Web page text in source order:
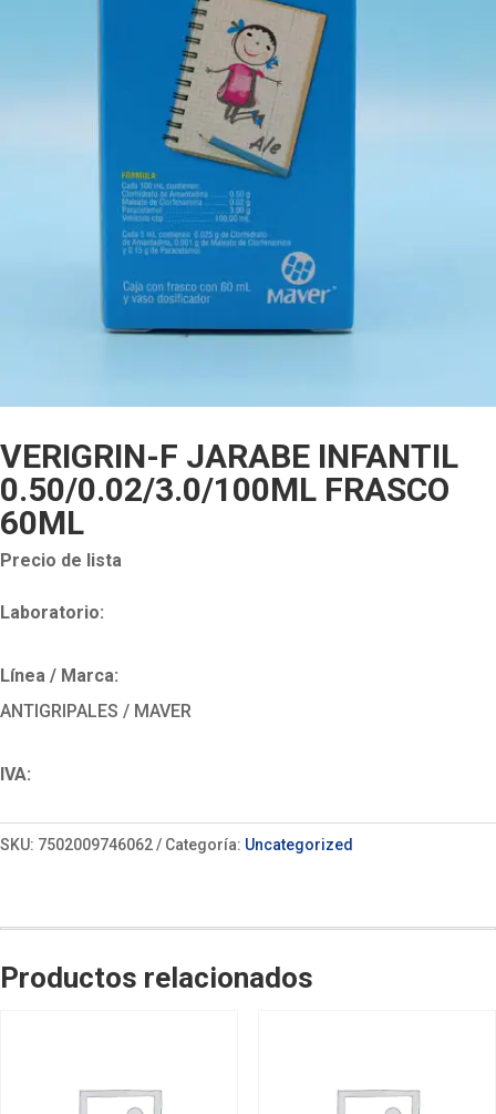
VERIGRIN-F JARABE INFANTIL
0.50/0.02/3.0/100ML FRASCO
60ML
Precio de lista
Laboratorio:
Línea / Marca:
ANTIGRIPALES / MAVER
IVA:
SKU: 7502009746062 Categoría: Uncategorized
Productos relacionados